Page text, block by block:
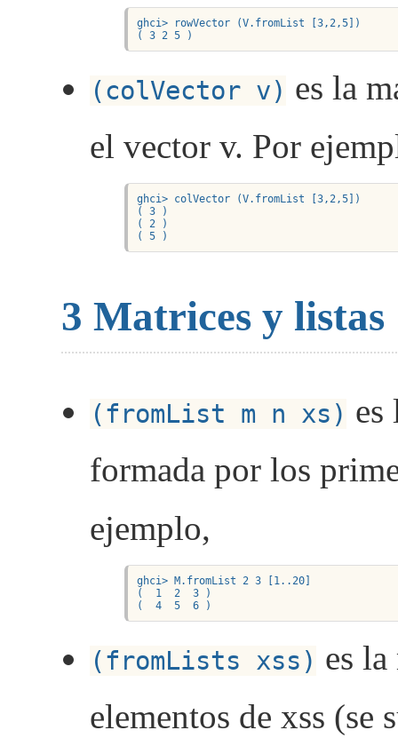
ghci> rowVector (V.fromList [3,2,5])
( 3 2 5 )
(colVector v) es la
el vector v. Por
ghci> colVector (V.fromList [3,2,5])
( 3 )
( 2 )
( 5 )
3 Matrices y listas
(fromList m n xs) es
formada por los
ejemplo,
ghci> M.fromList 2 3 [1..20]
(  1  2  3 )
(  4  5  6 )
(fromLists xss) es
elementos de xss (se